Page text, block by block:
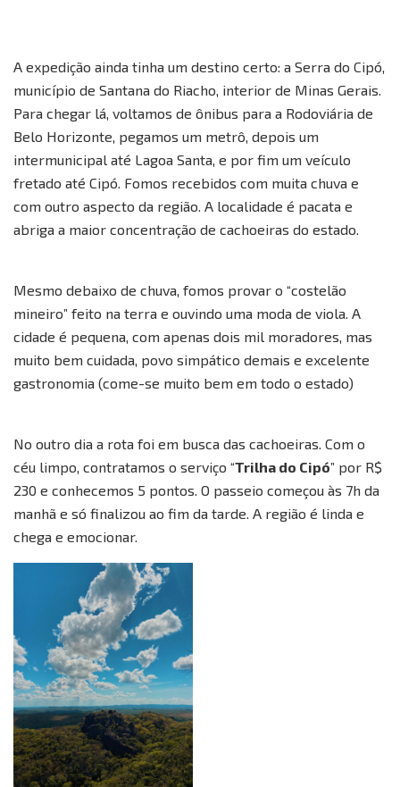
A expedição ainda tinha um destino certo: a Serra do Cipó,
município de Santana do Riacho, interior de Minas Gerais.
Para chegar lá, voltamos de ônibus para a Rodoviária de
Belo Horizonte, pegamos um metrô, depois um
intermunicipal até Lagoa Santa, e por fim um veículo
fretado até Cipó. Fomos recebidos com muita chuva e
com outro aspecto da região. A localidade é pacata e
abriga a maior concentração de cachoeiras do estado.
Mesmo debaixo de chuva, fomos provar o “costelão
mineiro” feito na terra e ouvindo uma moda de viola. A
cidade é pequena, com apenas dois mil moradores, mas
muito bem cuidada, povo simpático demais e excelente
gastronomia (come-se muito bem em todo o estado)
No outro dia a rota foi em busca das cachoeiras. Com o
céu limpo, contratamos o serviço “Trilha do Cipó” por R$
230 e conhecemos 5 pontos. O passeio começou às 7h da
manhã e só finalizou ao fim da tarde. A região é linda e
chega e emocionar.